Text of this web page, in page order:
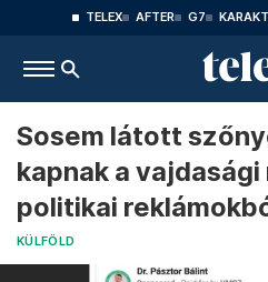
TELEX AFTER G7
Sosem látott
kapnak a
politikai
KÜLFÖLD